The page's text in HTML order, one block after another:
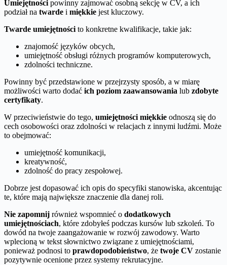
Umiejętnościpowinny zajmować osobną sekcję w CV, a ich
podział na twarde i miękkie jest kluczowy.
Twarde umiejętnościto konkretne kwalifikacje, takie jak:
znajomość języków obcych,
umiejętność obsługi różnych programów komputerowych,
zdolności techniczne.
Powinny być przedstawione w przejrzysty sposób, a w miarę
możliwości warto dodać ich poziom zaawansowania lub zdobyte
certyfikaty.
W przeciwieństwie do tego, umiejętności miękkie odnoszą się do
cech osobowości oraz zdolności w relacjach z innymi ludźmi. Może
to obejmować:
umiejętność komunikacji,
kreatywność,
zdolność do pracy zespołowej.
Dobrze jest dopasować ich opis do specyfiki stanowiska, akcentując
te, które mają największe znaczenie dla danej roli.
Nie zapomnij również wspomnieć o dodatkowych
umiejętnościach, które zdobyłeś podczas kursów lub szkoleń. To
dowód na twoje zaangażowanie w rozwój zawodowy. Warto
wplecioną w tekst słownictwo związane z umiejętnościami,
ponieważ podnosi to prawdopodobieństwo, że twoje CV zostanie
pozytywnie ocenione przez systemy rekrutacyjne.